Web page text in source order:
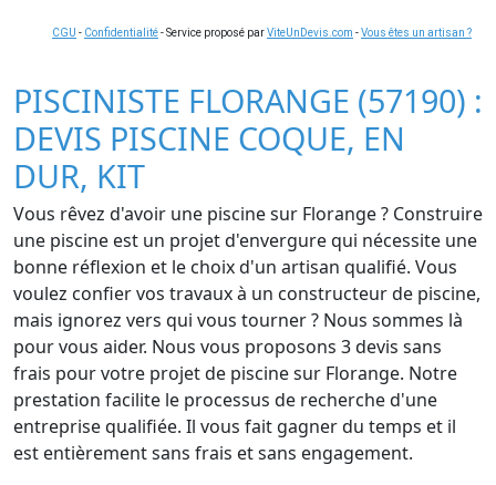
CGU - Confidentialité- Service proposé parViteUnDevis.com -Vous êtes un artisan ?
PISCINISTE FLORANGE (57190) :
DEVIS PISCINE COQUE, EN
DUR, KIT
Vous rêvez d'avoir une piscine sur Florange ? Construire
une piscine est un projet d'envergure qui nécessite une
bonne réflexion et le choix d'un artisan qualifié. Vous
voulez confier vos travaux à un constructeur de piscine,
mais ignorez vers qui vous tourner ? Nous sommes là
pour vous aider. Nous vous proposons 3 devis sans
frais pour votre projet de piscine sur Florange. Notre
prestation facilite le processus de recherche d'une
entreprise qualifiée. Il vous fait gagner du temps et il
est entièrement sans frais et sans engagement.